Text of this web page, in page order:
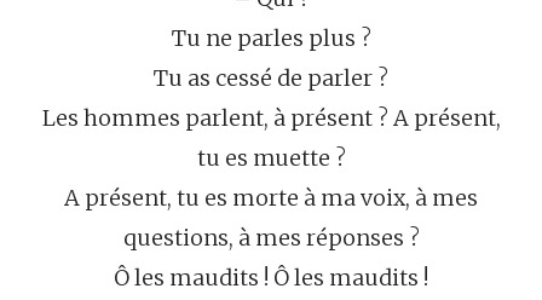
Tu ne parles plus ?
Tu as cessé de parler ?
Les hommes parlent, à présent ? A présent,
tu es muette ?
A présent, tu es morte à ma voix, à mes
questions, à mes réponses ?
Ô les maudits ! Ô les maudits !